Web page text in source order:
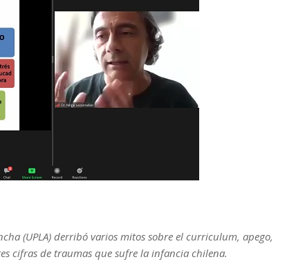
(UPLA) derribó varios mitos sobre el curriculum, apego,
cifras de traumas que sufre la infancia chilena.